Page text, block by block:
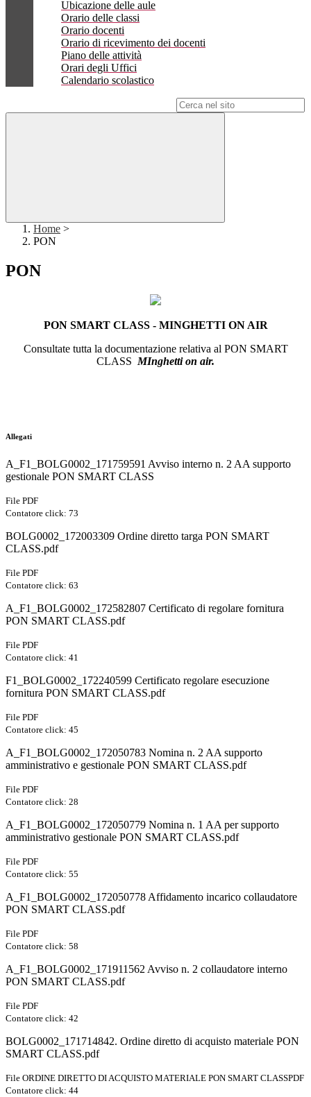
Ubicazione delle aule
Orario delle classi
Orario docenti
Orario di ricevimento dei docenti
Piano delle attività
Orari degli Uffici
Calendario scolastico
Home >
PON
PON
PON SMART CLASS - MINGHETTI ON AIR
Consultate tutta la documentazione relativa al PON SMART
CLASS MInghetti on air.
Allegati
A_F1_BOLG0002_171759591 Avviso interno n. 2 AA supporto
gestionale PON SMART CLASS
File PDF
Contatore click: 73
BOLG0002_172003309 Ordine diretto targa PON SMART
CLASS.pdf
File PDF
Contatore click: 63
A_F1_BOLG0002_172582807 Certificato di regolare fornitura
PON SMART CLASS.pdf
File PDF
Contatore click: 41
F1_BOLG0002_172240599 Certificato regolare esecuzione
fornitura PON SMART CLASS.pdf
File PDF
Contatore click: 45
A_F1_BOLG0002_172050783 Nomina n. 2 AA supporto
amministrativo e gestionale PON SMART CLASS.pdf
File PDF
Contatore click: 28
A_F1_BOLG0002_172050779 Nomina n. 1 AA per supporto
amministrativo gestionale PON SMART CLASS.pdf
File PDF
Contatore click: 55
A_F1_BOLG0002_172050778 Affidamento incarico collaudatore
PON SMART CLASS.pdf
File PDF
Contatore click: 58
A_F1_BOLG0002_171911562 Avviso n. 2 collaudatore interno
PON SMART CLASS.pdf
File PDF
Contatore click: 42
BOLG0002_171714842. Ordine diretto di acquisto materiale PON
SMART CLASS.pdf
File ORDINE DIRETTO DI ACQUISTO MATERIALE PON SMART CLASSPDF
Contatore click: 44